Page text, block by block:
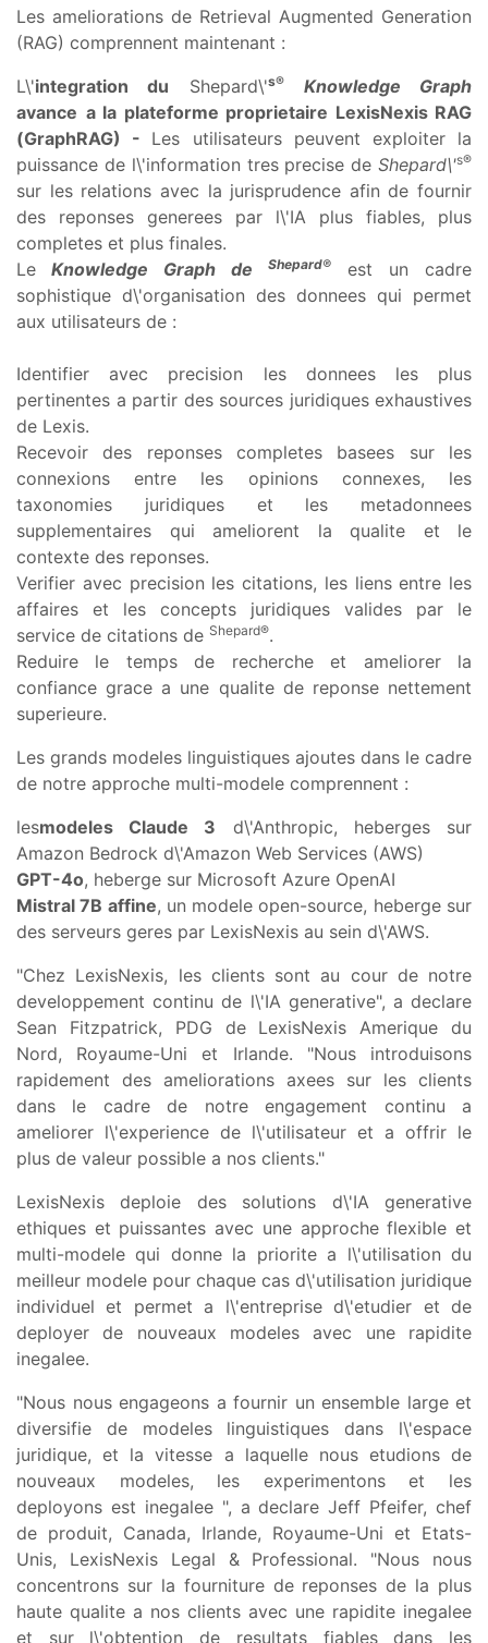
Les ameliorations de Retrieval Augmented Generation
(RAG) comprennent maintenant :
L\'integration du Shepard\'s®
Knowledge Graph
avance a la plateforme proprietaire LexisNexis RAG
(GraphRAG) - Les utilisateurs peuvent exploiter la
puissance de l\'information tres precise de Shepard\'s®
sur les relations avec la jurisprudence afin de fournir
des reponses generees par l\'IA plus fiables, plus
completes et plus finales.
Le Knowledge Graph de Shepard®
est un cadre
sophistique d\'organisation des donnees qui permet
aux utilisateurs de :
Identifier avec precision les donnees les plus
pertinentes a partir des sources juridiques exhaustives
de Lexis.
Recevoir des reponses completes basees sur les
connexions entre les opinions connexes, les
taxonomies juridiques et les metadonnees
supplementaires qui ameliorent la qualite et le
contexte des reponses.
Verifier avec precision les citations, les liens entre les
affaires et les concepts juridiques valides par le
service de citations de Shepard®.
Reduire le temps de recherche et ameliorer la
confiance grace a une qualite de reponse nettement
superieure.
Les grands modeles linguistiques ajoutes dans le cadre
de notre approche multi-modele comprennent :
lesmodeles Claude 3 d\'Anthropic, heberges sur
Amazon Bedrock d\'Amazon Web Services (AWS)
GPT-4o, heberge sur Microsoft Azure OpenAI
Mistral 7B affine, un modele open-source, heberge sur
des serveurs geres par LexisNexis au sein d\'AWS.
"Chez LexisNexis, les clients sont au cour de notre
developpement continu de l\'IA generative", a declare
Sean Fitzpatrick, PDG de LexisNexis Amerique du
Nord, Royaume-Uni et Irlande. "Nous introduisons
rapidement des ameliorations axees sur les clients
dans le cadre de notre engagement continu a
ameliorer l\'experience de l\'utilisateur et a offrir le
plus de valeur possible a nos clients."
LexisNexis deploie des solutions d\'IA generative
ethiques et puissantes avec une approche flexible et
multi-modele qui donne la priorite a l\'utilisation du
meilleur modele pour chaque cas d\'utilisation juridique
individuel et permet a l\'entreprise d\'etudier et de
deployer de nouveaux modeles avec une rapidite
inegalee.
"Nous nous engageons a fournir un ensemble large et
diversifie de modeles linguistiques dans l\'espace
juridique, et la vitesse a laquelle nous etudions de
nouveaux modeles, les experimentons et les
deployons est inegalee ", a declare Jeff Pfeifer, chef
de produit, Canada, Irlande, Royaume-Uni et Etats-
Unis, LexisNexis Legal & Professional. "Nous nous
concentrons sur la fourniture de reponses de la plus
haute qualite a nos clients avec une rapidite inegalee
et sur l\'obtention de resultats fiables dans les